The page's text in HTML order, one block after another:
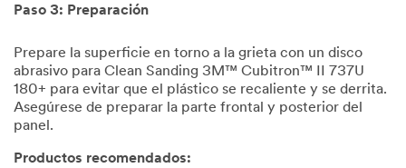
Paso 3: Preparación
Prepare la superficie en torno a la grieta con un disco
abrasivo para Clean Sanding 3M™ Cubitron™ II 737U
180+ para evitar que el plástico se recaliente y se derrita.
Asegúrese de preparar la parte frontal y posterior del
panel.
Productos recomendados: